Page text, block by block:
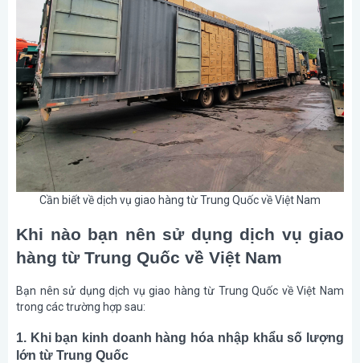
Cần biết về dịch vụ giao hàng từ Trung Quốc về Việt Nam
Khi nào bạn nên sử dụng dịch vụ giao
hàng từ Trung Quốc về Việt Nam
Bạn nên sử dụng dịch vụ giao hàng từ Trung Quốc về Việt Nam
trong các trường hợp sau:
1. Khi bạn kinh doanh hàng hóa nhập khẩu số lượng
lớn từ Trung Quốc